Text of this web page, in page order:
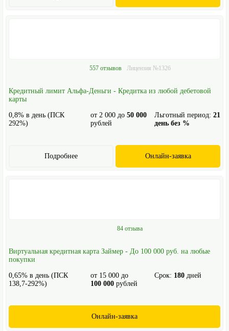
557 отзывов Лицензия №1326
Кредитный лимит Альфа-Деньги - Кредитка из любой дебетовой
карты
0,8% в день (ПСК
292%)
от 2 000 до 50 000
рублей
Льготный период: 21
день без %
Онлайн-заявка
Подробнее
84 отзыва
Виртуальная кредитная карта Займер - До 100 000 руб. на любые
покупки
0,65% в день (ПСК
138,7-292%)
от 15 000 до
100 000 рублей
Срок: 180дней
Онлайн-заявка